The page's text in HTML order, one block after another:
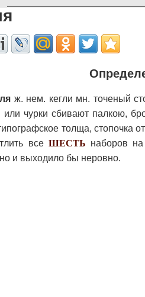
ж. нем. кегли мн. точеный
или чурки сбивают палкою,
толща, стопочка
все ШЕСТЬ наборов
и выходило бы неровно.